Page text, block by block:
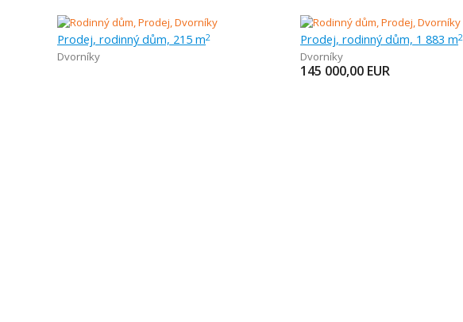
Prodej, rodinný dům, 215 m2
Dvorníky
Prodej, rodinný dům, 1 883 m2
Dvorníky
145 000,00 EUR